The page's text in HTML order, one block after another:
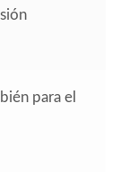
para el